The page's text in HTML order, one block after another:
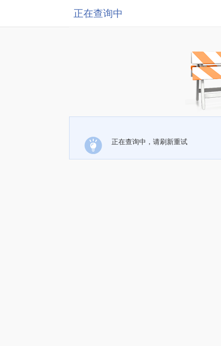
正在查询中
正在查询中，请刷新重试